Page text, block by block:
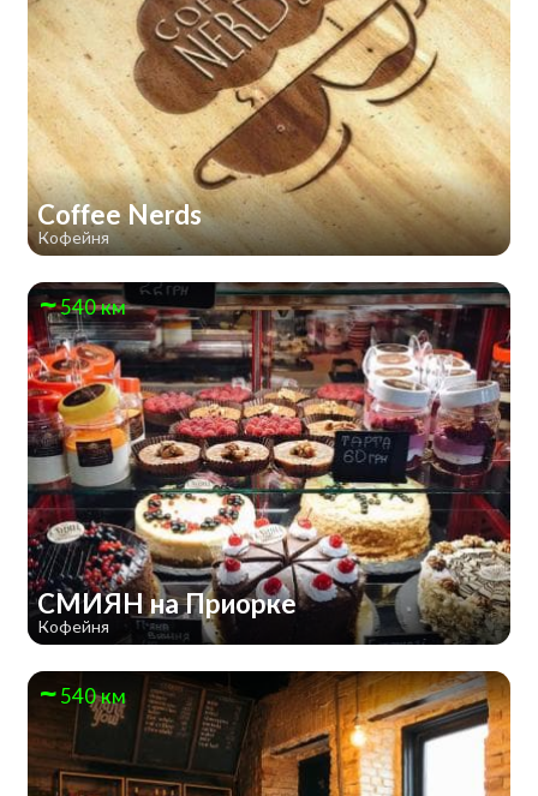
Coffee Nerds
Кофейня
540 км
СМИЯН на Приорке
Кофейня
540 км